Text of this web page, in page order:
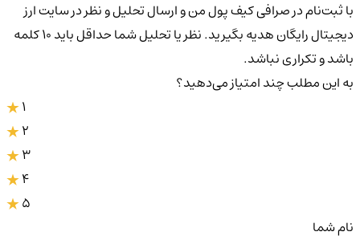
با ثبت‌نام در صرافی کیف پول من و ارسال تحلیل و نظر در سایت ارز
دیجیتال رایگان هدیه بگیرید. نظر یا تحلیل شما حداقل باید ۱۰ کلمه
باشد و تکراری نباشد.
به این مطلب چند امتیاز می‌دهید؟
3
4
5
نام شما